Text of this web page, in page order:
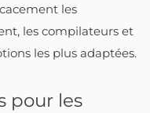
les
les compilateurs et
les plus adaptées.
pour les